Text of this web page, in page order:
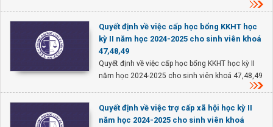
Quyết định về việc cấp học bổng KKHT học
kỳ II năm học 2024-2025 cho sinh viên khoá
47,48,49
Quyết định về việc cấp học bổng KKHT học kỳ II
năm học 2024-2025 cho sinh viên khoá 47,48,49
Quyết định về việc trợ cấp xã hội học kỳ II
năm học 2024-2025 cho sinh viên khoá